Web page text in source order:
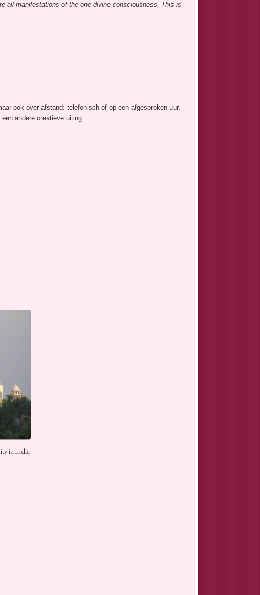
all manifestations of the one divine consciousness. This is
ook over afstand: telefonisch of op een afgesproken uur,
andere creatieve uiting.
in India